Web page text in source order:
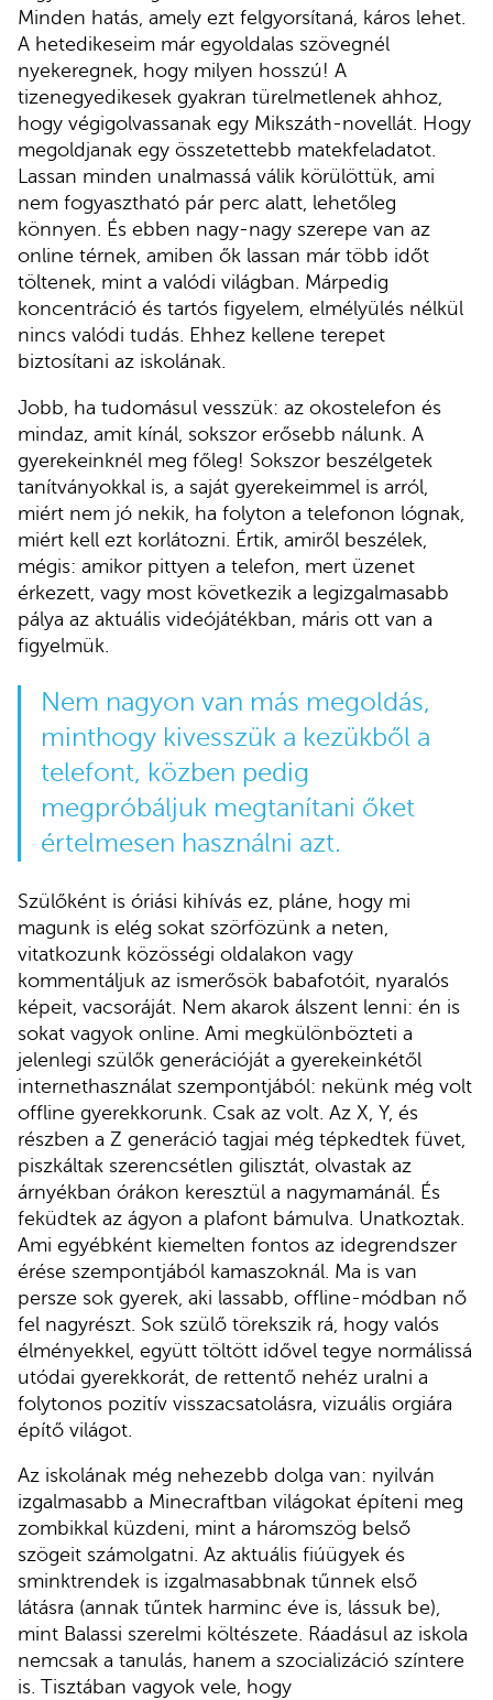
Minden hatás, amely ezt felgyorsítaná, káros lehet.
A hetedikeseim már egyoldalas szövegnél
nyekeregnek, hogy milyen hosszú! A
tizenegyedikesek gyakran türelmetlenek ahhoz,
hogy végigolvassanak egy Mikszáth-novellát. Hogy
megoldjanak egy összetettebb matekfeladatot.
Lassan minden unalmassá válik körülöttük, ami
nem fogyasztható pár perc alatt, lehetőleg
könnyen. És ebben nagy-nagy szerepe van az
online térnek, amiben ők lassan már több időt
töltenek, mint a valódi világban. Márpedig
koncentráció és tartós figyelem, elmélyülés nélkül
nincs valódi tudás. Ehhez kellene terepet
biztosítani az iskolának.
Jobb, ha tudomásul vesszük: az okostelefon és
mindaz, amit kínál, sokszor erősebb nálunk. A
gyerekeinknél meg főleg! Sokszor beszélgetek
tanítványokkal is, a saját gyerekeimmel is arról,
miért nem jó nekik, ha folyton a telefonon lógnak,
miért kell ezt korlátozni. Értik, amiről beszélek,
mégis: amikor pittyen a telefon, mert üzenet
érkezett, vagy most következik a legizgalmasabb
pálya az aktuális videójátékban, máris ott van a
figyelmük.
Nem nagyon van más megoldás,
minthogy kivesszük a kezükből a
telefont, közben pedig
megpróbáljuk megtanítani őket
értelmesen használni azt.
Szülőként is óriási kihívás ez, pláne, hogy mi
magunk is elég sokat szörfözünk a neten,
vitatkozunk közösségi oldalakon vagy
kommentáljuk az ismerősök babafotóit, nyaralós
képeit, vacsoráját. Nem akarok álszent lenni: én is
sokat vagyok online. Ami megkülönbözteti a
jelenlegi szülők generációját a gyerekeinkétől
internethasználat szempontjából: nekünk még volt
offline gyerekkorunk. Csak az volt. Az X, Y, és
részben a Z generáció tagjai még tépkedtek füvet,
piszkáltak szerencsétlen gilisztát, olvastak az
árnyékban órákon keresztül a nagymamánál. És
feküdtek az ágyon a plafont bámulva. Unatkoztak.
Ami egyébként kiemelten fontos az idegrendszer
érése szempontjából kamaszoknál. Ma is van
persze sok gyerek, aki lassabb, offline-módban nő
fel nagyrészt. Sok szülő törekszik rá, hogy valós
élményekkel, együtt töltött idővel tegye normálissá
utódai gyerekkorát, de rettentő nehéz uralni a
folytonos pozitív visszacsatolásra, vizuális orgiára
építő világot.
Az iskolának még nehezebb dolga van: nyilván
izgalmasabb a Minecraftban világokat építeni meg
zombikkal küzdeni, mint a háromszög belső
szögeit számolgatni. Az aktuális fiúügyek és
sminktrendek is izgalmasabbnak tűnnek első
látásra (annak tűntek harminc éve is, lássuk be),
mint Balassi szerelmi költészete. Ráadásul az iskola
nemcsak a tanulás, hanem a szocializáció színtere
is. Tisztában vagyok vele, hogy